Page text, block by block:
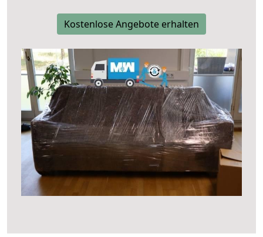
Kostenlose Angebote erhalten